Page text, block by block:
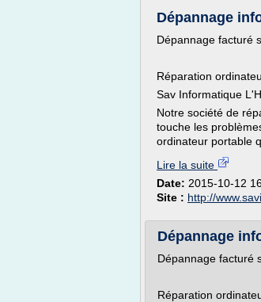
Dépannage
Dépannage facturé
Réparation
Sav Informatique
Notre société de
touche les
ordinateur portable
Lire la suite
Date: 2015-10-12
Site : http://
Dépannage
Dépannage facturé
Réparation